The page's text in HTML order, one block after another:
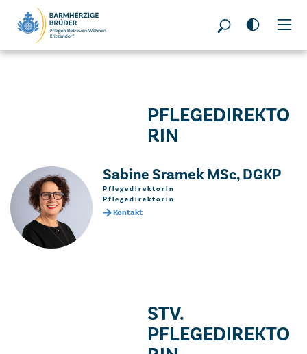
Seitenbereiche:
PFLEGEDIREKTO
RIN
Sabine Sramek MSc, DGKP
Pflegedirektorin
Pflegedirektorin
Kontakt
STV.
PFLEGEDIREKTO